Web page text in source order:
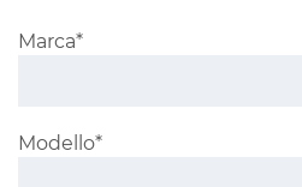
Marca*
Modello*